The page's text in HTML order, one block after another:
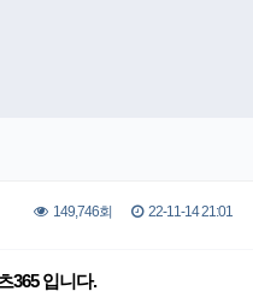
149,746회 22-11-14 21:01
365 입니다.